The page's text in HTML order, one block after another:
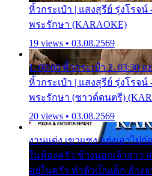
หิ้วกระเป๋า | แสงสุรีย์ รุ่งโรจน์
พระรักษา (KARAOKE)
19 views • 03.08.2569
1. 00:00 หิ้วกระเป๋า 2. 03:30 แ
หิ้วกระเป๋า | แสงสุรีย์ รุ่งโรจน์
พระรักษา (ซาวด์ดนตรี)
20 views • 03.08.2569
งานแต่ง เขาแซง แย่งเอาไป
ในห้องครัว ข้างนอกเจ้าสาว
อยู่ในครัว ทำตัวเป็นเด็ก ล้าง